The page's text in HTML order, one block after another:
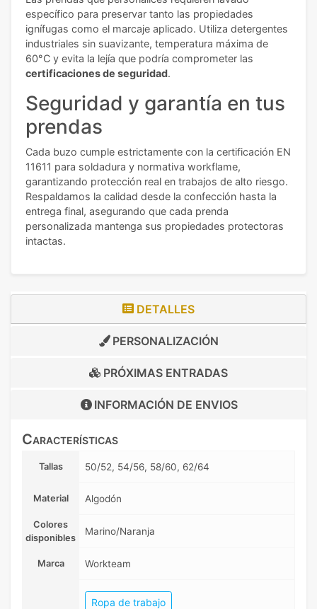
específico para preservar tanto las propiedades
ignífugas como el marcaje aplicado. Utiliza detergentes
industriales sin suavizante, temperatura máxima de
60°C y evita la lejía que podría comprometer las
certificaciones de seguridad.
Seguridad y garantía en tus
prendas
Cada buzo cumple estrictamente con la certificación EN
11611 para soldadura y normativa workflame,
garantizando protección real en trabajos de alto riesgo.
Respaldamos la calidad desde la confección hasta la
entrega final, asegurando que cada prenda
personalizada mantenga sus propiedades protectoras
intactas.
DETALLES
PERSONALIZACIÓN
PRÓXIMAS ENTRADAS
INFORMACIÓN DE ENVIOS
Características
Tallas 50/52, 54/56, 58/60, 62/64
Material Algodón
Colores
disponibles
Marino/Naranja
Marca Workteam
Ropa de trabajo